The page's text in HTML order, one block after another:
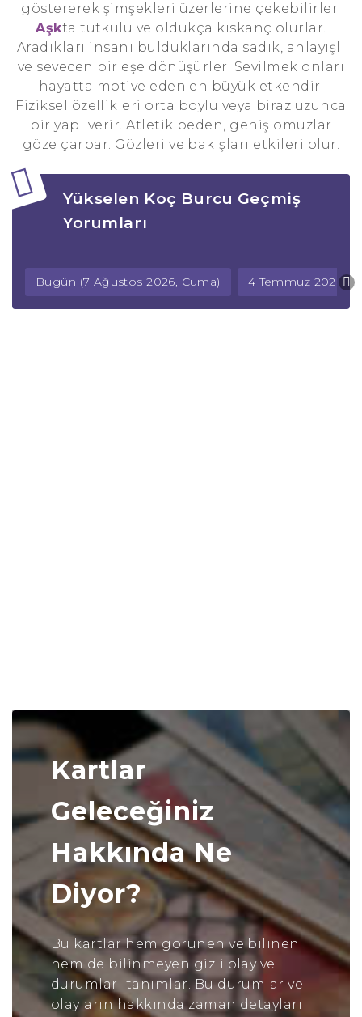
göstererek şimşekleri üzerlerine çekebilirler.
Aşkta tutkulu ve oldukça kıskanç olurlar.
Aradıkları insanı bulduklarında sadık, anlayışlı
ve sevecen bir eşe dönüşürler. Sevilmek onları
hayatta motive eden en büyük etkendir.
Fiziksel özellikleri orta boylu veya biraz uzunca
bir yapı verir. Atletik beden, geniş omuzlar
göze çarpar. Gözleri ve bakışları etkileri olur.
Yükselen Koç Burcu Geçmiş
Yorumları
Bugün (7 Ağustos 2026, Cuma) 4 Temmuz 2026,
Kartlar
Geleceğiniz
Hakkında Ne
Diyor?
Bu kartlar hem görünen ve bilinen
hem de bilinmeyen gizli olay ve
durumları tanımlar. Bu durumlar ve
olayların hakkında zaman detayları